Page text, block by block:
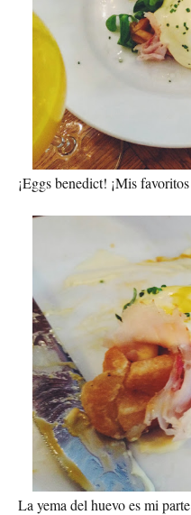
¡Eggs benedict! ¡Mis
La yema del huevo es mi